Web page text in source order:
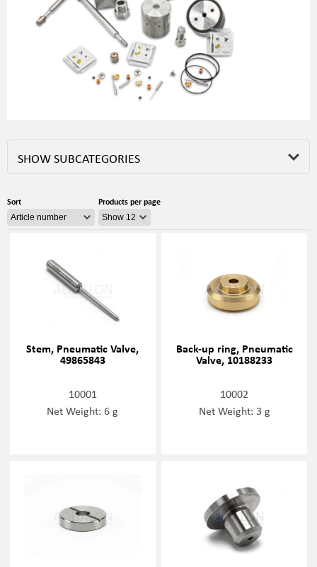
SHOW SUBCATEGORIES
Sort Products per page
Stem, Pneumatic Valve,
49865843
10001
Net Weight: 6 g
Back-up ring, Pneumatic
Valve, 10188233
10002
Net Weight: 3 g